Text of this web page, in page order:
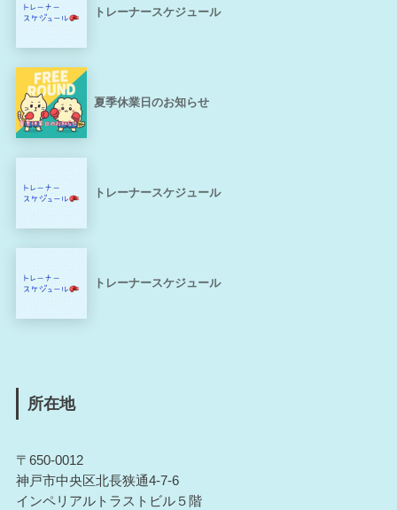
トレーナースケジュール
夏季休業日のお知らせ
トレーナースケジュール
トレーナースケジュール
所在地
〒650-0012
神戸市中央区北長狭通4-7-6
インペリアルトラストビル５階